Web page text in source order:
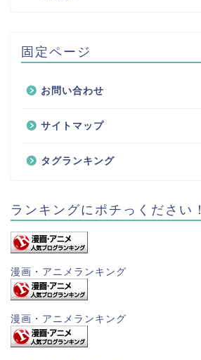
固定ページ
お問い合わせ
サイトマップ
タグランキング
ランキングにポチっください！
漫画・アニメランキング
漫画・アニメランキング